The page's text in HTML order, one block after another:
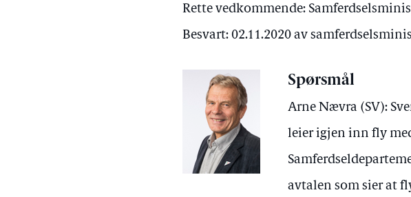
Rette vedkommende:
Besvart: 02.11.2020 av
Spørsmål
Arne Nævra (SV):
leier igjen inn fly
avtalen som sier at